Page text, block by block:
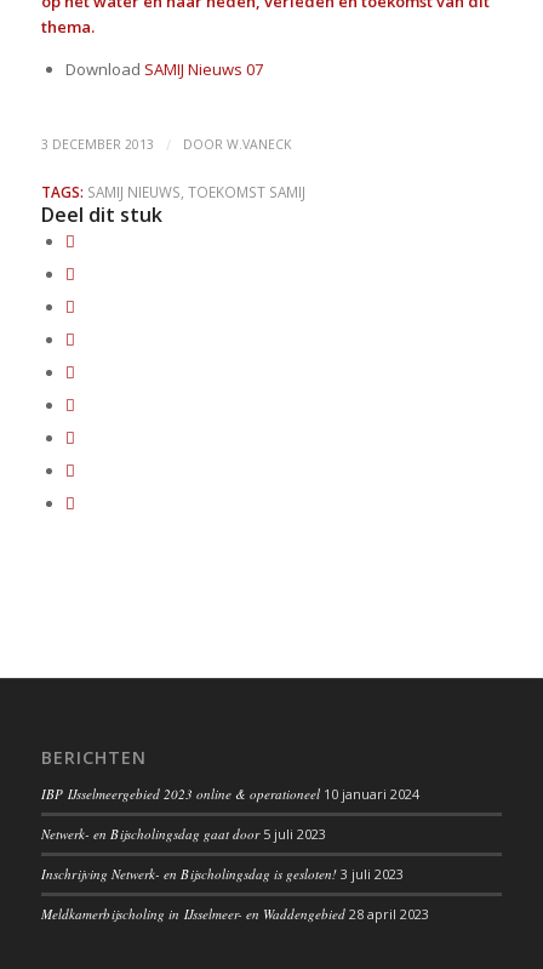
thema.
Download SAMIJ Nieuws 07
3 DECEMBER 2013 / DOOR W.VANECK
TAGS: SAMIJ NIEUWS TOEKOMST SAMIJ
Deel dit stuk
BERICHTEN
IBP IJsselmeergebied 2023 online & operationeel 10 januari 2024
Netwerk- en Bijscholingsdag gaat door 5 juli 2023
Inschrijving Netwerk- en Bijscholingsdag is gesloten! 3 juli 2023
Meldkamerbijscholing in IJsselmeer- en Waddengebied 28 april 2023